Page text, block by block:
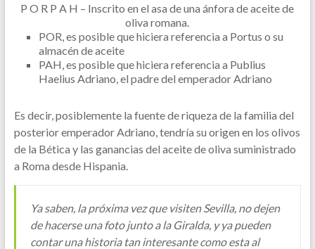
P O R P A H – Inscrito en el asa de una ánfora de aceite de
oliva romana.
POR, es posible que hiciera referencia a Portus o su
almacén de aceite
PAH, es posible que hiciera referencia a Publius
Haelius Adriano, el padre del emperador Adriano
Es decir, posiblemente la fuente de riqueza de la familia del
posterior emperador Adriano, tendría su origen en los olivos
de la Bética y las ganancias del aceite de oliva suministrado
a Roma desde Hispania.
Ya saben, la próxima vez que visiten Sevilla, no dejen
de hacerse una foto junto a la Giralda, y ya pueden
contar una historia tan interesante como esta al